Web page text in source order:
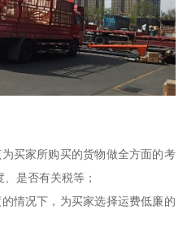
买家所购买的货物做全方面的考
是否有关税等；
情况下，为买家选择运费低廉的